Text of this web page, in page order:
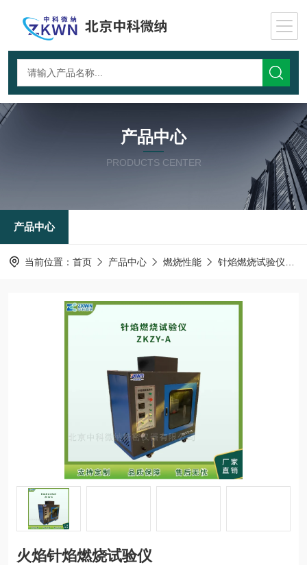
产品中心
PRODUCTS CENTER
产品中心
当前位置： 首页 产品中心 燃烧性能 针焰燃烧试验仪
火焰针焰燃烧试验仪